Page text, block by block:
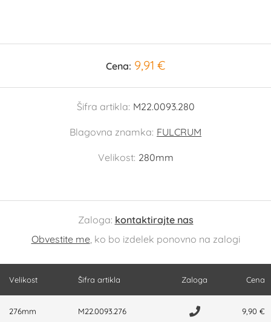
Cena: 9,91 €
Šifra artikla: M22.0093.280
Blagovna znamka: FULCRUM
Velikost: 280mm
Zaloga: kontaktirajte nas
Obvestite me, ko bo izdelek ponovno na zalogi
Velikost Šifra artikla Zaloga Cena
276mm M22.0093.276 9,90 €